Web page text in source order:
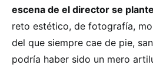
escena de el director se
reto estético, de fotografía,
del que siempre cae de pie,
podría haber sido un mero